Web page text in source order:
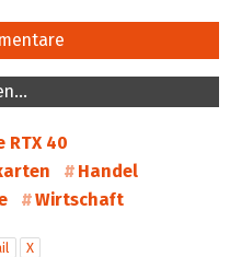
RTX 40
Handel
Wirtschaft
X